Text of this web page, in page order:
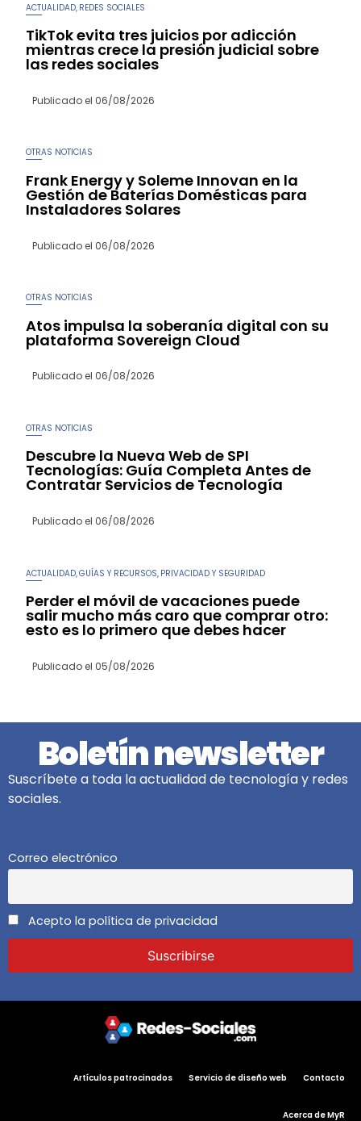
ACTUALIDAD REDES SOCIALES
TikTok evita tres juicios por adicción
mientras crece la presión judicial sobre
las redes sociales
Publicado el 06/08/2026
OTRAS NOTICIAS
Frank Energy y Soleme Innovan en la
Gestión de Baterías Domésticas para
Instaladores Solares
Publicado el 06/08/2026
OTRAS NOTICIAS
Atos impulsa la soberanía digital con su
plataforma Sovereign Cloud
Publicado el 06/08/2026
OTRAS NOTICIAS
Descubre la Nueva Web de SPI
Tecnologías: Guía Completa Antes de
Contratar Servicios de Tecnología
Publicado el 06/08/2026
ACTUALIDAD ,GUÍAS Y RECURSOS PRIVACIDAD Y SEGURIDAD
Perder el móvil de vacaciones puede
salir mucho más caro que comprar otro:
esto es lo primero que debes hacer
Publicado el 05/08/2026
Boletín newsletter
Suscríbete a toda la actualidad de tecnología y redes
sociales.
Correo electrónico
Acepto la política de privacidad
Artículos patrocinados Servicio de diseño web Contacto
Acerca de MyR